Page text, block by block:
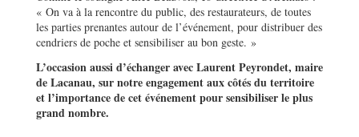
« On va à la rencontre du public, des restaurateurs, de toutes
les parties prenantes autour de l’événement, pour distribuer des
cendriers de poche et sensibiliser au bon geste. »
L’occasion aussi d’échanger avec Laurent Peyrondet, maire
de Lacanau, sur notre engagement aux côtés du territoire
et l’importance de cet événement pour sensibiliser le plus
grand nombre.